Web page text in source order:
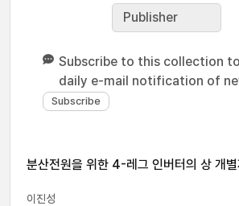
Publisher
Subscribe to this collection
daily e-mail notification of
분산전원을 위한 4-레그 인버터의 상 개별
이진성